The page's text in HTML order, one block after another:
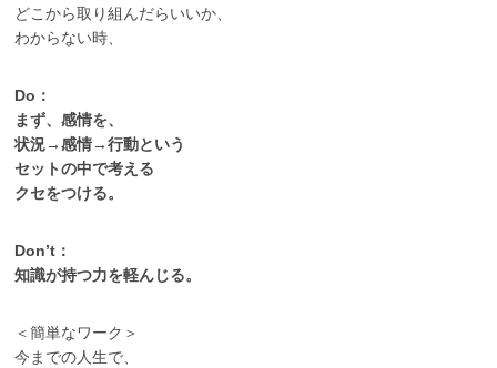
どこから取り組んだらいいか、
わからない時、
Do：
まず、感情を、
状況→感情→行動という
セットの中で考える
クセをつける。
Don’t：
知識が持つ力を軽んじる。
＜簡単なワーク＞
今までの人生で、